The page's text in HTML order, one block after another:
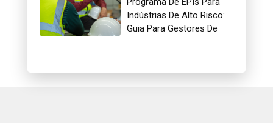
Indústrias De Alto Risco:
Guia Para Gestores De